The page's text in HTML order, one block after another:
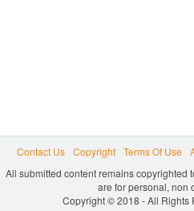
Contact Us Copyright Terms Of Use
All submitted content remains copyrighted
are for personal, non
Copyright © 2018 - All Rights